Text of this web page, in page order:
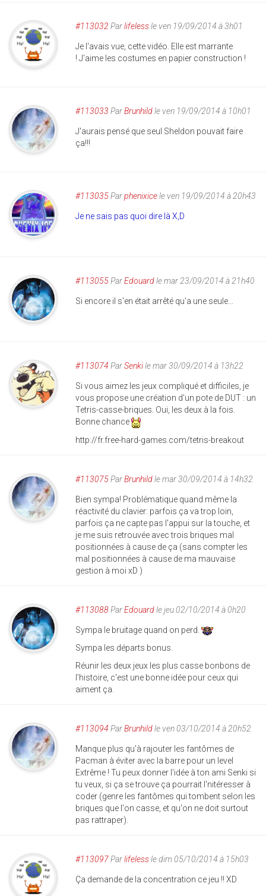
#113032 Parlifelessle ven 19/09/2014 à 3h01
Je l'avais vue, cette vidéo. Elle est marrante
! J'aime les costumes en papier construction !
#113033 ParBrunhildle ven 19/09/2014 à 10h01
J'aurais pensé que seul Sheldon pouvait faire
ça!!!
#113035Parphenixicele ven 19/09/2014 à 20h43
Je ne sais pas quoi dire là X,D
#113055ParEdouardle mar 23/09/2014 à 21h40
Si encore il s'en était arrêté qu'a une seule...
#113074 ParSenkile mar 30/09/2014 à 13h22
Si vous aimez les jeux compliqué et difficiles, je
vous propose une création d'un pote de DUT : un
Tetris-casse-briques. Oui, les deux à la fois.
Bonne chance
http://fr.free-hard-games.com/tetris-breakout
#113075ParBrunhildle mar 30/09/2014 à 14h32
Bien sympa! Problématique quand même la
réactivité du clavier: parfois ça va trop loin,
parfois ça ne capte pas l'appui sur la touche, et
je me suis retrouvée avec trois briques mal
positionnées à cause de ça (sans compter les
mal positionnées à cause de ma mauvaise
gestion à moi xD )
#113088ParEdouardle jeu 02/10/2014 à 0h20
Sympa le bruitage quand on perd.
Sympa les départs bonus.
Réunir les deux jeux les plus casse bonbons de
l'histoire, c'est une bonne idée pour ceux qui
aiment ça.
#113094 ParBrunhildle ven 03/10/2014 à 20h52
Manque plus qu'à rajouter les fantômes de
Pacman à éviter avec la barre pour un level
Extrême ! Tu peux donner l'idée à ton ami Senki si
tu veux, si ça se trouve ça pourrait l'nitéresser à
coder (genre les fantômes qui tombent selon les
briques que l'on casse, et qu'on ne doit surtout
pas rattraper).
#113097Parlifelessle dim 05/10/2014 à 15h03
Ça demande de la concentration ce jeu !! XD